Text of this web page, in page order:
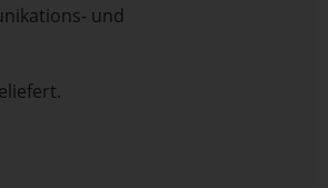
und
der Dialog geschlossen. Seine Funktionalität ist